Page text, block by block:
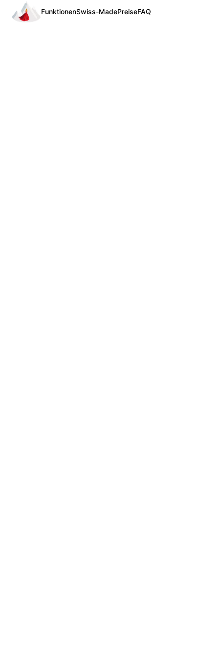
FunktionenSwiss-MadePreiseFAQ